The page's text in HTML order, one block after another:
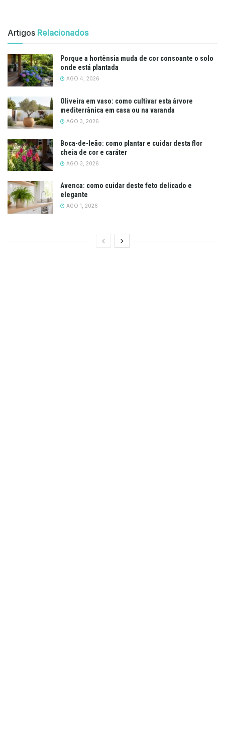
Artigos Relacionados
Porque a hortênsia muda de cor consoante o solo
onde está plantada
AGO 4, 2026
Oliveira em vaso: como cultivar esta árvore
mediterrânica em casa ou na varanda
AGO 3, 2026
Boca-de-leão: como plantar e cuidar desta flor
cheia de cor e caráter
AGO 3, 2026
Avenca: como cuidar deste feto delicado e
elegante
AGO 1, 2026